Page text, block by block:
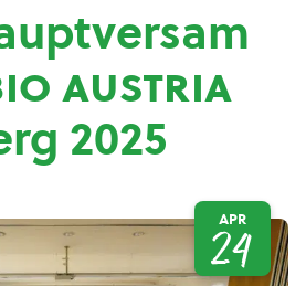
austria
2025
APR
24